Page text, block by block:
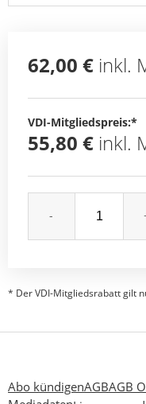
62,00 € inkl.
VDI-Mitgliedspreis:*
55,80 € inkl.
-
* Der VDI-Mitgliedsrabatt gilt
Abo kündigenAGBAGB